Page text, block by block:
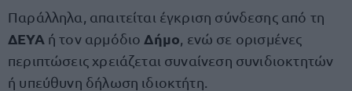
Παράλληλα, απαιτείται έγκριση σύνδεσης από τη
ΔΕΥΑ ή τον αρμόδιο Δήμο , ενώ σε ορισμένες
περιπτώσεις χρειάζεται συναίνεση συνιδιοκτητών
ή υπεύθυνη δήλωση ιδιοκτήτη.